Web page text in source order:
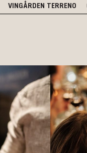
VINGÅRDEN TERRENO